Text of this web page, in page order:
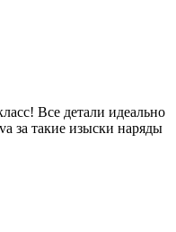
Все детали идеально
за такие изыски наряды